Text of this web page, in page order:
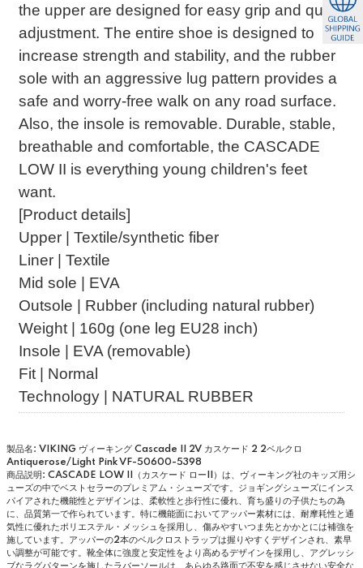
the upper are designed for easy grip and quick
adjustment. The entire shoe is designed to
increase strength and stability, and the rubber
sole with an aggressive lug pattern provides a
safe and worry-free walk on any road surface.
Also, the insole is removable. Durable, stable,
breathable and comfortable, the CASCADE
LOW II is everything young children's feet
want.
[Product details]
Upper | Textile/synthetic fiber
Liner | Textile
Mid sole | EVA
Outsole | Rubber (including natural rubber)
Weight | 160g (one leg EU28 inch)
Insole | EVA (removable)
Fit | Normal
Technology | NATURAL RUBBER
製品名: VIKING ヴィーキング Cascade II 2V カスケード 2 2ベルクロ
Antiquerose/Light Pink VF-50600-5398
商品説明: CASCADE LOW II（カスケード ローII）は、ヴィーキング社のキッズ用シ
ューズの中でベストセラーのプレミアム・シューズです。ジョギングシューズにインス
パイアされた機能性とデザインは、柔軟性と歩行性に優れ、育ち盛りの子供たちの為
に、品質第一で作られています。特に機能面においてアッパー素材には、耐摩耗性と通
気性に優れたポリエステル・メッシュを採用し、傷みやすいつま先とかかとには補強を
施しています。アッパーの2本のベルクロストラップは握りやすくデザインされ、素早
い調整が可能です。靴全体に強度と安定性をより高めるデザインを採用し、アグレッシ